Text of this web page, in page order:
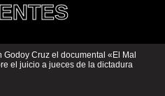
Godoy Cruz el documental «El Mal
el juicio a jueces de la dictadura